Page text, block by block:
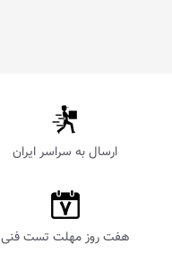
ارسال به سراسر ایران
هفت روز مهلت تست فنی